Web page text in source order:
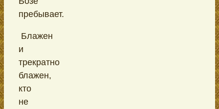
пребывает.
Блажен
и
трекратно
блажен,
кто
не